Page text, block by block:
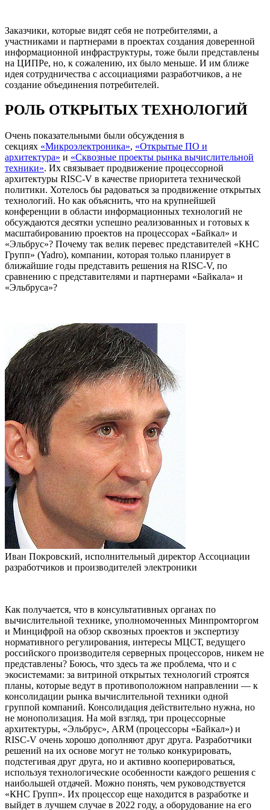
Заказчики, которые видят себя не потребителями, а
участниками и партнерами в проектах создания доверенной
информационной инфраструктуры, тоже были представлены
на ЦИПРе, но, к сожалению, их было меньше. И им ближе
идея сотрудничества с ассоциациями разработчиков, а не
создание объединения потребителей.
РОЛЬ ОТКРЫТЫХ ТЕХНОЛОГИЙ
Очень показательными были обсуждения в
секциях «Микроэлектроника», «Открытые ПО и
архитектура» и «Сквозные проекты рынка вычислительной
техники». Их связывает продвижение процессорной
архитектуры RISC-V в качестве приоритета технической
политики. Хотелось бы радоваться за продвижение открытых
технологий. Но как объяснить, что на крупнейшей
конференции в области информационных технологий не
обсуждаются десятки успешно реализованных и готовых к
масштабированию проектов на процессорах «Байкал» и
«Эльбрус»? Почему так велик перевес представителей «КНС
Групп» (Yadro), компании, которая только планирует в
ближайшие годы представить решения на RISC-V, по
сравнению с представителями и партнерами «Байкала» и
«Эльбруса»?
Иван Покровский, исполнительный директор Ассоциации
разработчиков и производителей электроники
Как получается, что в консультативных органах по
вычислительной технике, уполномоченных Минпромторгом
и Минцифрой на обзор сквозных проектов и экспертизу
нормативного регулирования, интересы МЦСТ, ведущего
российского производителя серверных процессоров, никем не
представлены? Боюсь, что здесь та же проблема, что и с
экосистемами: за витриной открытых технологий строятся
планы, которые ведут в противоположном направлении — к
консолидации рынка вычислительной техники одной
группой компаний. Консолидация действительно нужна, но
не монополизация. На мой взгляд, три процессорные
архитектуры, «Эльбрус», ARM (процессоры «Байкал») и
RISC-V очень хорошо дополняют друг друга. Разработчики
решений на их основе могут не только конкурировать,
подстегивая друг друга, но и активно кооперироваться,
используя технологические особенности каждого решения с
наибольшей отдачей. Можно понять, чем руководствуется
«КНС Групп». Их процессор еще находится в разработке и
выйдет в лучшем случае в 2022 году, а оборудование на его